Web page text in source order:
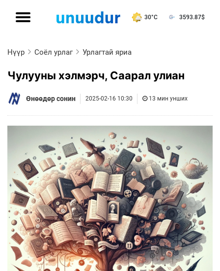
30°C 3593.87$
Нүүр Соёл урлаг Урлагтай яриа
Чулууны хэлмэрч, Саарал улиан
Өнөөдөр сонин 2025-02-16 10:30 13 мин унших